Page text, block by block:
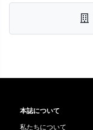
本誌について
私たちについて